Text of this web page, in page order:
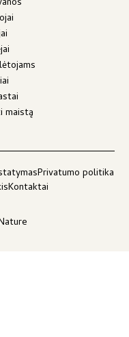
maistą
Privatumo politika
Kontaktai